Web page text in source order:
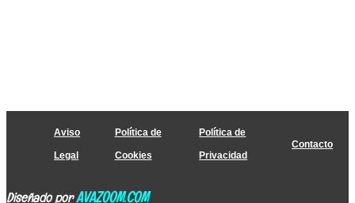
Aviso
Legal
Política de
Cookies
Política de
Privacidad
Contacto
Diseñado porAVAZOOM.COM